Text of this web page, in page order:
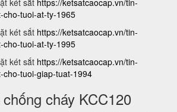
két sắt https://ketsatcaocap.vn/tin-
tuoi-at-ty-1965
két sắt https://ketsatcaocap.vn/tin-
tuoi-at-ty-1995
két sắt https://ketsatcaocap.vn/tin-
tuoi-giap-tuat-1994
cháy KCC120